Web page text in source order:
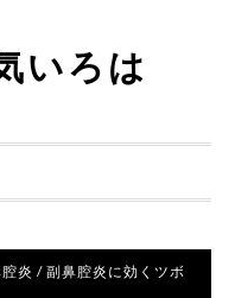
いろは
炎 / 副鼻腔炎に効くツボ